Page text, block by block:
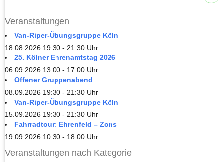
Veranstaltungen
Van-Riper-Übungsgruppe Köln
18.08.2026 19:30 - 21:30 Uhr
25. Kölner Ehrenamtstag 2026
06.09.2026 13:00 - 17:00 Uhr
Offener Gruppenabend
08.09.2026 19:30 - 21:30 Uhr
Van-Riper-Übungsgruppe Köln
15.09.2026 19:30 - 21:30 Uhr
Fahrradtour: Ehrenfeld – Zons
19.09.2026 10:30 - 18:00 Uhr
Veranstaltungen nach Kategorie